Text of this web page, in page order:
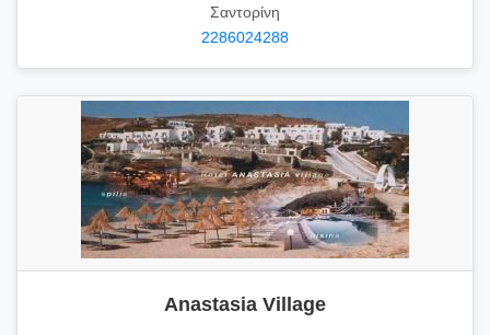
Σαντορίνη
2286024288
Anastasia Village